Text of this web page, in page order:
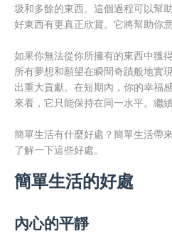
圾和多餘的東西。這個過程可以幫
好東西有更真正欣賞。它將幫助你
如果你無法從你所擁有的東西中獲
所有夢想和願望在瞬間奇蹟般地實
出重大貢獻。在短期內，你的幸福
來看，它只能保持在同一水平。繼
簡單生活有什麼好處？簡單生活帶
了解一下這些好處。
簡單生活的好處
內心的平靜